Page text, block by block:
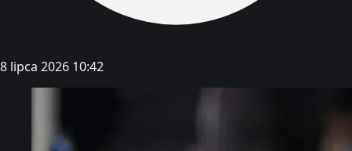
8 lipca 2026 10:42